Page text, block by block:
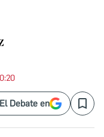
Debate en Save